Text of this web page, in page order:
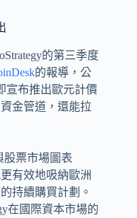
的第三季度
的報導，公
宣布推出歐元計價
金管道，還能拉
有效地吸納歐洲
持續購買計劃。
在國際資本市場的